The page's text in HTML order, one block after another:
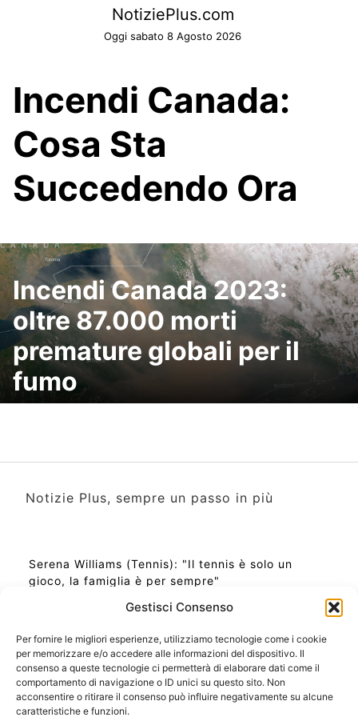
Gestisci Consenso
Per fornire le migliori esperienze, utilizziamo tecnologie come i cookie
per memorizzare e/o accedere alle informazioni del dispositivo. Il
consenso a queste tecnologie ci permetterà di elaborare dati come il
comportamento di navigazione o ID unici su questo sito. Non
acconsentire o ritirare il consenso può influire negativamente su alcune
caratteristiche e funzioni.
NotiziePlus.com
Oggi sabato 8 Agosto 2026
Incendi Canada:
Cosa Sta
Succedendo Ora
Incendi Canada 2023:
oltre 87.000 morti
premature globali per il
fumo
Notizie Plus, sempre un passo in più
Serena Williams (Tennis): "Il tennis è solo un
gioco, la famiglia è per sempre"
Ora Esatta in Italia in questo momento
Ti Senti Strano Ultimamente? Potrebbe Essere per
la Risonanza di Schumann
Come Sapere Se Stai Ascendendo alla Quinta